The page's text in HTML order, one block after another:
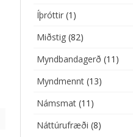
Íþróttir (1)
Miðstig (82)
Myndbandagerð (11)
Myndmennt (13)
Námsmat (11)
Náttúrufræði (8)